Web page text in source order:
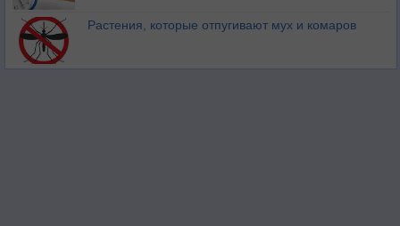
Растения, которые отпугивают мух и комаров